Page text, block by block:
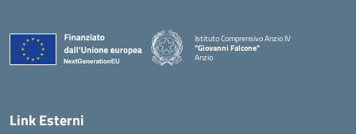
Istituto Comprensivo Anzio IV
"Giovanni Falcone"
Anzio
Link Esterni